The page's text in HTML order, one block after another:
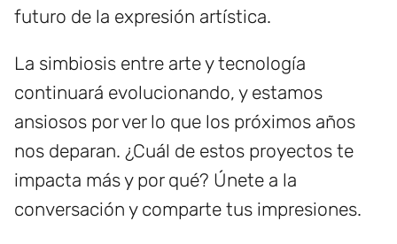
futuro de la expresión artística.
La simbiosis entre arte y tecnología
continuará evolucionando, y estamos
ansiosos por ver lo que los próximos años
nos deparan. ¿Cuál de estos proyectos te
impacta más y por qué? Únete a la
conversación y comparte tus impresiones.